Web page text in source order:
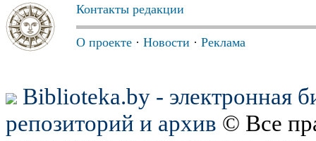
Контакты редакции
О проекте · Новости · Реклама
Biblioteka.by - электронная
репозиторий и архив © Все